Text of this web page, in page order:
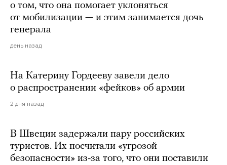
о том, что она помогает уклоняться
от мобилизации — и этим занимается дочь
генерала
день назад
На Катерину Гордееву завели дело
о распространении «фейков» об армии
2 дня назад
В Швеции задержали пару российских
туристов. Их посчитали «угрозой
безопасности» из-за того, что они поставили